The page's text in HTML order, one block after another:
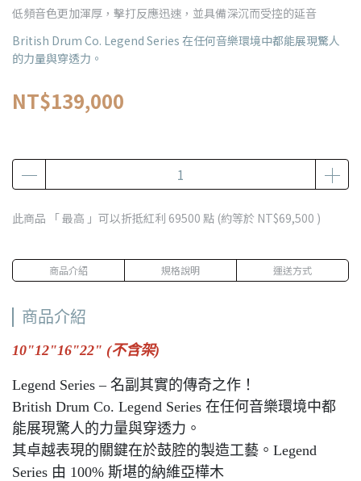
低頻音色更加渾厚，擊打反應迅速，並具備深沉而受控的延音
British Drum Co. Legend Series 在任何音樂環境中都能展現驚人
的力量與穿透力。
NT$139,000
此商品 「 最高 」可以折抵紅利 69500 點 (約等於 NT$69,500 )
商品介紹 規格說明 運送方式
商品介紹
10"12"16"22" (不含架)
Legend Series – 名副其實的傳奇之作！
British Drum Co. Legend Series 在任何音樂環境中都
能展現驚人的力量與穿透力。
其卓越表現的關鍵在於鼓腔的製造工藝。Legend
Series 由 100% 斯堪的納維亞樺木